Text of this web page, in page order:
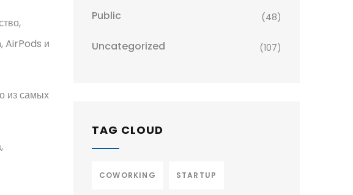
AirPods и
из самых
Public (48)
Uncategorized (107)
TAG CLOUD
COWORKING STARTUP